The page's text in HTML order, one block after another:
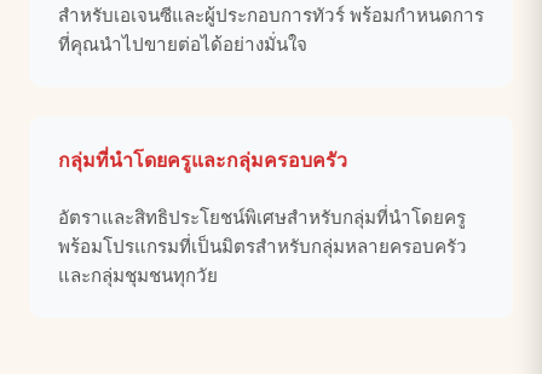
สำหรับเอเจนซีและผู้ประกอบการทัวร์ พร้อมกำหนดการ
ที่คุณนำไปขายต่อได้อย่างมั่นใจ
กลุ่มที่นำโดยครูและกลุ่มครอบครัว
อัตราและสิทธิประโยชน์พิเศษสำหรับกลุ่มที่นำโดยครู
พร้อมโปรแกรมที่เป็นมิตรสำหรับกลุ่มหลายครอบครัว
และกลุ่มชุมชนทุกวัย